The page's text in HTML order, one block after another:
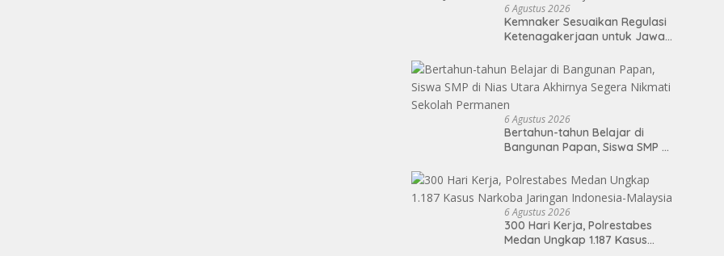
6 Agustus 2026
Kemnaker Sesuaikan Regulasi
Ketenagakerjaan untuk Jawab
6 Agustus 2026
Bertahun-tahun Belajar di
Bangunan Papan, Siswa SMP di
Nikmati Sekolah Permanen
6 Agustus 2026
300 Hari Kerja, Polrestabes
Medan Ungkap 1.187 Kasus